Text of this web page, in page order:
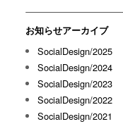
お知らせアーカイブ
SocialDesign/2025
SocialDesign/2024
SocialDesign/2023
SocialDesign/2022
SocialDesign/2021